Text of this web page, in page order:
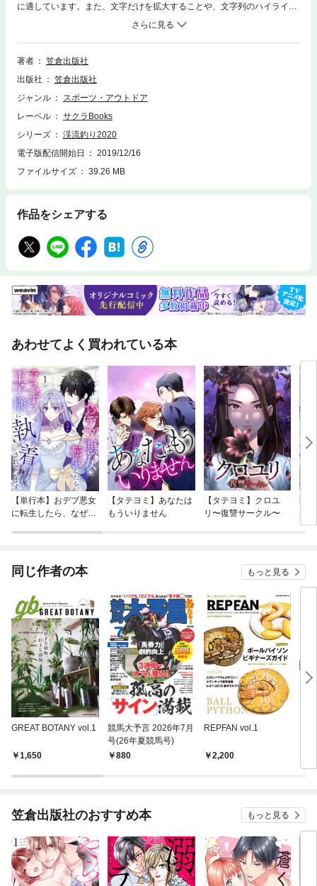
に適しています。また、文字だけを拡大することや、文字列のハイライ
ト、検索、辞書の参照、引用などの機能が使用できません。渓流釣りが解
禁となる２月下旬に合わせて、シーズン中に出向きたい関東エリアを中心
とした渓流スポットをピックアップ。本書は河川ごとにフィールドの特徴
やアクセス、生体状況、悪場などをルポタージュすることで、読者に生き
フィールドへ挑戦するために不可欠な知識がこの１冊だけで学べます。
【ご利用前に必ずお読みください】■誌面内の目次やページ表記などは紙
ます。■一部マスキングしている写真、掲載順序が違うページなどがある
場合がございます。■電子版からは応募できないプレゼントやアンケー
ト、クーポンなどがございます。以上をご理解のうえ、ご購入、ご利用く
ださい。YouTube連動健在なり丹沢の渓流道場～東丹沢 中津川源流 本谷
川～今年こそ大物が絶対に釣れる！大物の釣り方今すぐ行ける釣れる渓流
著者
笠倉出版社
出版社
笠倉出版社
ジャンル
スポーツ・アウトドア
レーベル
サクラBooks
シリーズ
渓流釣り2020
電子版配信開始日
2019/12/16
ファイルサイズ
39.26 MB
作品をシェアする
あわせてよく買われている本
【単行本】おデブ悪女
に転生したら、なぜか
【タテヨミ】あなたは
もういりません
【タテヨミ】クロユ
リ〜復讐サークル〜
病
が
ぎ
同じ作者の本 もっと見る
GREAT BOTANY vol.1
1,650
競馬大予言 2026年7月
号(26年夏競馬号)
880
REPFAN vol.1
2,200
笠倉出版社のおすすめ本 もっと見る